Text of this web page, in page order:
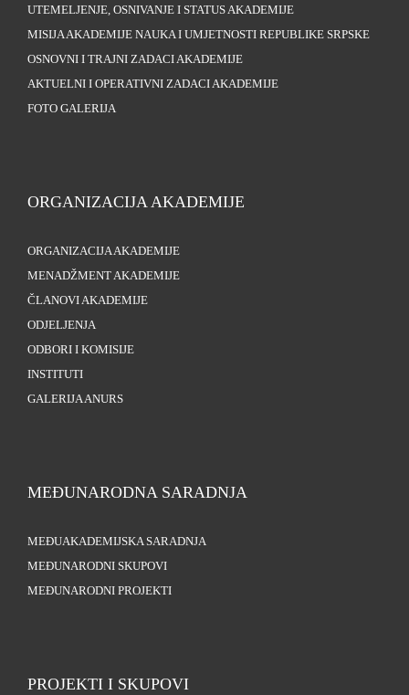
UTEMELJENJE, OSNIVANJE I STATUS AKADEMIJE
MISIJA AKADEMIJE NAUKA I UMJETNOSTI REPUBLIKE SRPSKE
OSNOVNI I TRAJNI ZADACI AKADEMIJE
AKTUELNI I OPERATIVNI ZADACI AKADEMIJE
FOTO GALERIJA
ORGANIZACIJA AKADEMIJE
ORGANIZACIJA AKADEMIJE
MENADŽMENT AKADEMIJE
ČLANOVI AKADEMIJE
ODJELJENJA
ODBORI I KOMISIJE
INSTITUTI
GALERIJA ANURS
MEĐUNARODNA SARADNJA
MEĐUAKADEMIJSKA SARADNJA
MEĐUNARODNI SKUPOVI
MEĐUNARODNI PROJEKTI
PROJEKTI I SKUPOVI